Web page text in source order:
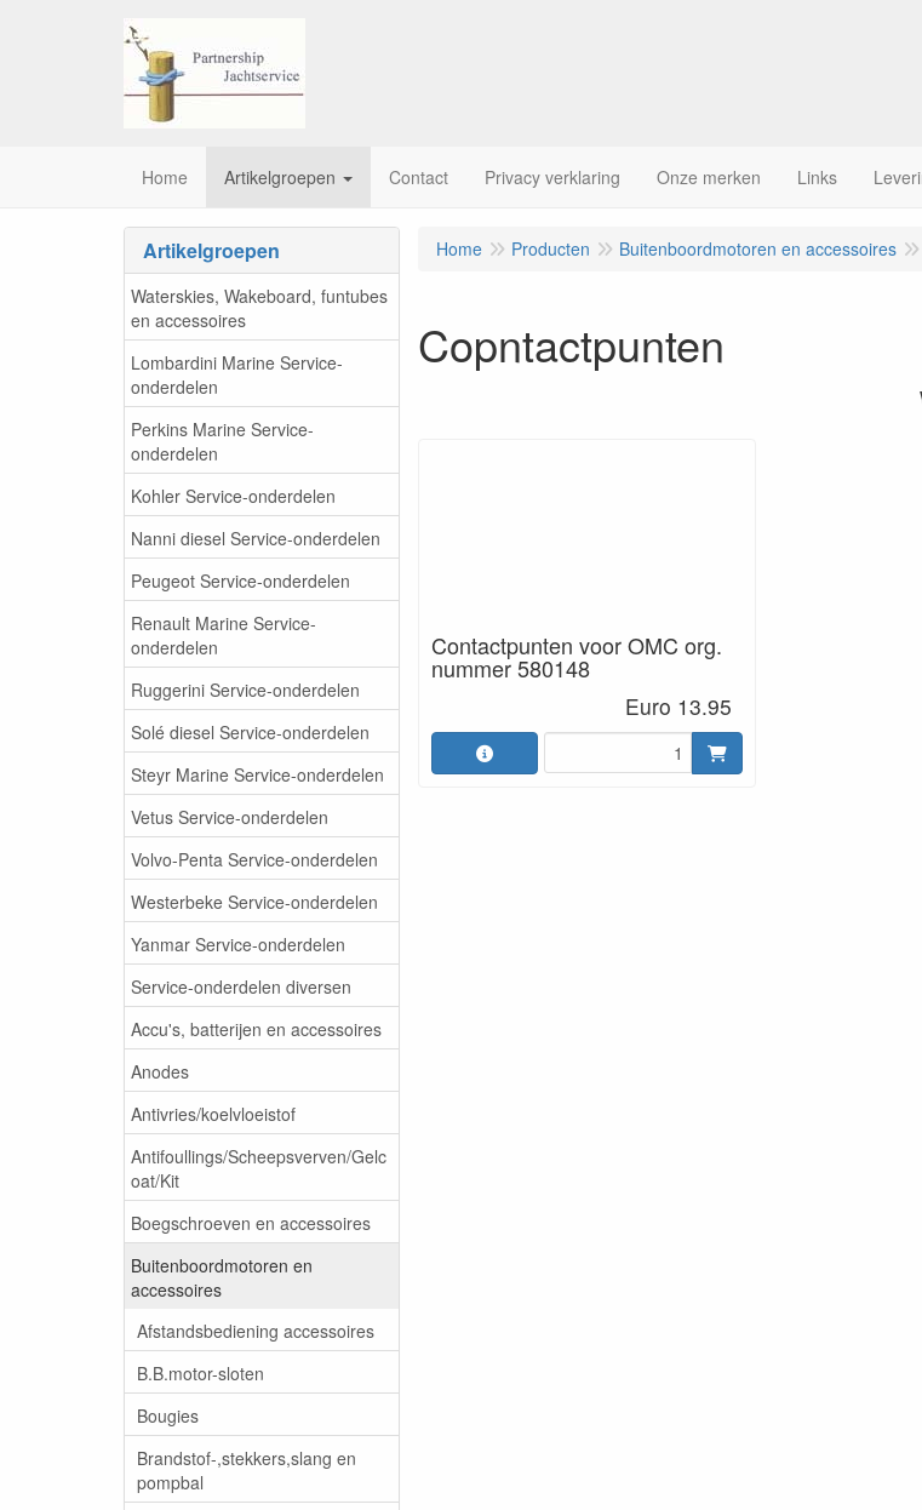
Home Artikelgroepen Contact Privacy verklaring Onze merken Links
Artikelgroepen
Waterskies, Wakeboard, funtubes
en accessoires
Lombardini Marine Service-
onderdelen
Perkins Marine Service-
onderdelen
Kohler Service-onderdelen
Nanni diesel Service-onderdelen
Peugeot Service-onderdelen
Renault Marine Service-
onderdelen
Ruggerini Service-onderdelen
Solé diesel Service-onderdelen
Steyr Marine Service-onderdelen
Vetus Service-onderdelen
Volvo-Penta Service-onderdelen
Westerbeke Service-onderdelen
Yanmar Service-onderdelen
Service-onderdelen diversen
Accu's, batterijen en accessoires
Anodes
Antivries/koelvloeistof
Antifoullings/Scheepsverven/Gelc
oat/Kit
Boegschroeven en accessoires
Buitenboordmotoren en
accessoires
Afstandsbediening accessoires
B.B.motor-sloten
Bougies
Brandstof-,stekkers,slang en
pompbal
Home Producten Buitenboordmotoren en accessoires
Copntactpunten
Contactpunten voor OMC org.
nummer 580148
Euro 13.95